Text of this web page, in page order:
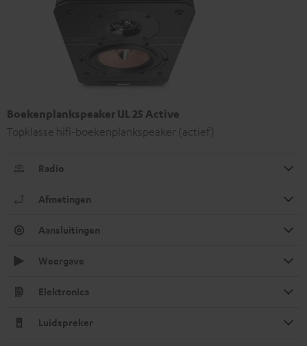
Boekenplankspeaker UL 25 Active
Topklasse hifi-boekenplankspeaker (actief)
Radio
Afmetingen
Aansluitingen
Weergave
Elektronica
Luidspreker